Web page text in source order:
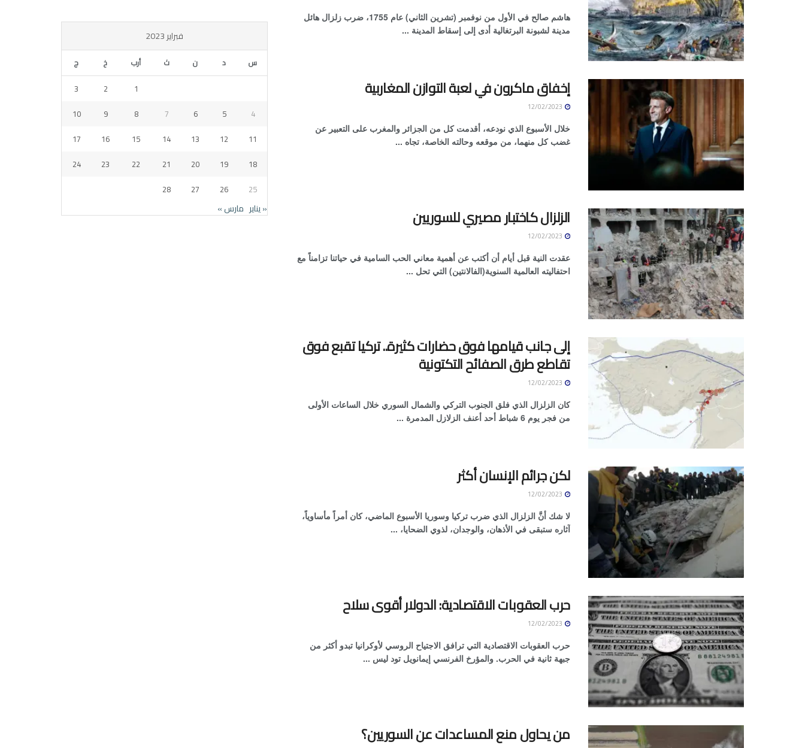
هاشم صالح في الأول من نوفمبر (تشرين الثاني) عام 1755، ضرب زلزال هائل
مدينة لشبونة البرتغالية أدى إلى إسقاط المدينة ...
إخفاق ماكرون في لعبة التوازن المغاربية
خلال الأسبوع الذي نودعه، أقدمت كل من الجزائر والمغرب على التعبير عن
غضب كل منهما، من موقعه وحالته الخاصة، تجاه ...
الزلزال كاختبار مصيري للسوريين
عقدت النية قبل أيام أن أكتب عن أهمية معاني الحب السامية في حياتنا تزامناً مع
احتفاليته العالمية السنوية(الفالانتين) التي تحل ...
إلى جانب قيامها فوق حضارات كثيرة.. تركيا تقبع فوق
تقاطع طرق الصفائح التكتونية
كان الزلزال الذي فلق الجنوب التركي والشمال السوري خلال الساعات الأولى
من فجر يوم 6 شباط أحد أعنف الزلازل المدمرة ...
لكن جرائم الإنسان أكثر
لا شك أنَّ الزلزال الذي ضرب تركيا وسوريا الأسبوع الماضي، كان أمراً مأساوياً،
آثاره ستبقى في الأذهان، والوجدان، لذوي الضحايا، ...
حرب العقوبات الاقتصادية: الدولار أقوى سلاح
حرب العقوبات الاقتصادية التي ترافق الاجتياح الروسي لأوكرانيا تبدو أكثر من
جبهة ثانية في الحرب. والمؤرخ الفرنسي إيمانويل تود ليس ...
من يحاول منع المساعدات عن السوريين؟
فبراير 2023
س د ن ث أرب خ ج
1
2
3
4
5
6
7
8
9
10
11
12
13
14
15
16
17
18
19
20
21
22
23
24
25
26
27
28
« يناير مارس »